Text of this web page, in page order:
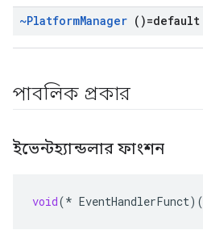
~PlatformManager ()=default
পাবলিক প্রকার
ইভেন্টহ্যান্ডলার ফাংশন
void(* EventHandlerFunct)(